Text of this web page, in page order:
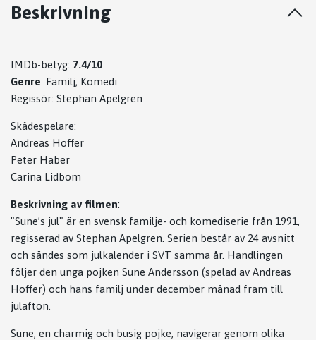
Beskrivning
IMDb-betyg: 7.4/10
Genre: Familj, Komedi
Regissör: Stephan Apelgren
Skådespelare:
Andreas Hoffer
Peter Haber
Carina Lidbom
Beskrivning av filmen:
"Sune’s jul" är en svensk familje- och komediserie från 1991,
regisserad av Stephan Apelgren. Serien består av 24 avsnitt
och sändes som julkalender i SVT samma år. Handlingen
följer den unga pojken Sune Andersson (spelad av Andreas
Hoffer) och hans familj under december månad fram till
julafton.
Sune, en charmig och busig pojke, navigerar genom olika